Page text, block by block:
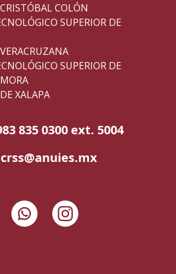
COLÓN
SUPERIOR DE
SUPERIOR DE
XALAPA
835 0300 ext. 5004
crss@anuies.mx